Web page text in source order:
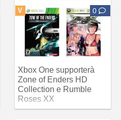
V 0
Xbox One supporterà
Zone of Enders HD
Collection e Rumble
Roses XX